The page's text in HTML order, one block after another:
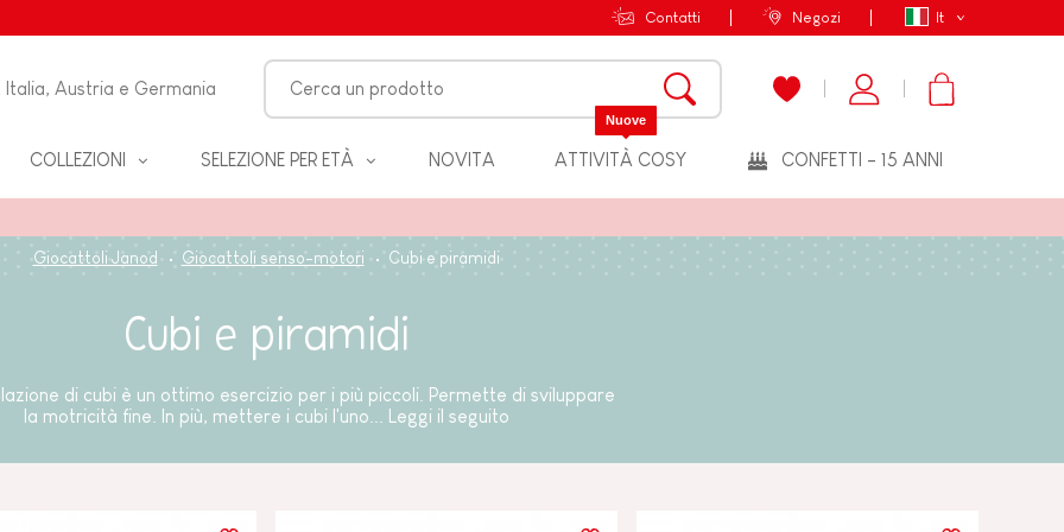
It
Contatti Negozi
Italia, Austria e Germania
COLLEZIONI SELEZIONE PER ETÀ NOVITA ATTIVITÀ COSY
Nuove
CONFETTI - 15 ANNI
Giocattoli Janod Giocattoli senso-motori Cubi e piramidi
Cubi e piramidi
di cubi è un ottimo esercizio per i più piccoli. Permette di sviluppare
la motricità fine. In più, mettere i cubi l'uno...
Leggi il seguito